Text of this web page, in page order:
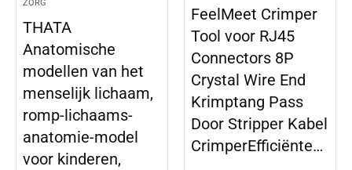
ZORG
THATA
Anatomische
modellen van het
menselijk lichaam,
romp-lichaams-
anatomie-model
voor kinderen,
FeelMeet Crimper
Tool voor RJ45
Connectors 8P
Crystal Wire End
Krimptang Pass
Door Stripper Kabel
CrimperEfficiënte…